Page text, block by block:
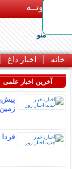
بـیتوتــه
منو
خانه اخبار داغ
آخرین اخبار علمی